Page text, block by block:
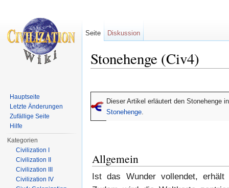
Stonehenge (Civ4)
Dieser Artikel erläutert den Stonehenge
Stonehenge.
Allgemein
Ist das Wunder vollendet,
Seite Diskussion
Hauptseite
Letzte Änderungen
Zufällige Seite
Hilfe
Kategorien
Civilization I
Civilization II
Civilization III
Civilization IV